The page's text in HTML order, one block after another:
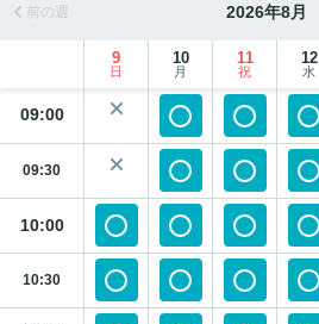
前の週 2026年8月
9
日
10
月
11
祝
12
水
09:00
09:30
10:00
10:30